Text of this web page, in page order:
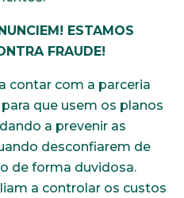
ESTAMOS
FRAUDE!
contar com a parceria
que usem os planos
a prevenir as
desconfiarem de
de forma duvidosa.
a controlar os custos
Outros